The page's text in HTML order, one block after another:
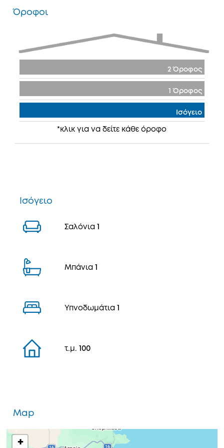
Όροφοι
2 Όροφος
1 Όροφος
Ισόγειο
*κλικ για να δείτε κάθε όροφο
Ισόγειο
Σαλόνια
Μπάνια
Υπνοδωμάτια
τ.μ. 100
Map
+